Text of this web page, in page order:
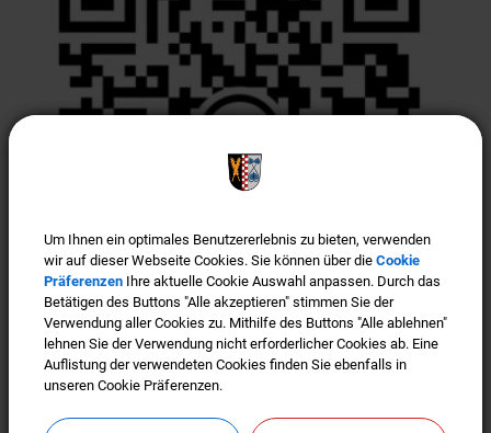
Türkenfeld ist "Gigabit-Region"
Um Ihnen ein optimales Benutzererlebnis zu bieten, verwenden
wir auf dieser Webseite Cookies. Sie können über die Cookie
Präferenzen Ihre aktuelle Cookie Auswahl anpassen. Durch das
Betätigen des Buttons "Alle akzeptieren" stimmen Sie der
Verwendung aller Cookies zu. Mithilfe des Buttons "Alle ablehnen"
lehnen Sie der Verwendung nicht erforderlicher Cookies ab. Eine
Auflistung der verwendeten Cookies finden Sie ebenfalls in
unseren Cookie Präferenzen.
Um Ihnen ein optimales Benutzererlebnis zu bieten, verwenden
wir auf dieser Webseite Cookies. Sie können über die Cookie
Präferenzen Ihre aktuelle Cookie Auswahl anpassen. Durch das
Betätigen des Buttons "Alle akzeptieren" stimmen Sie der
Verwendung aller Cookies zu. Mithilfe des Buttons "Alle ablehnen"
lehnen Sie der Verwendung nicht erforderlicher Cookies ab. Eine
Auflistung der verwendeten Cookies finden Sie ebenfalls in
unseren Cookie Präferenzen.